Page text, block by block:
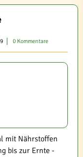
0 Kommentare
mit Nährstoffen
bis zur Ernte -